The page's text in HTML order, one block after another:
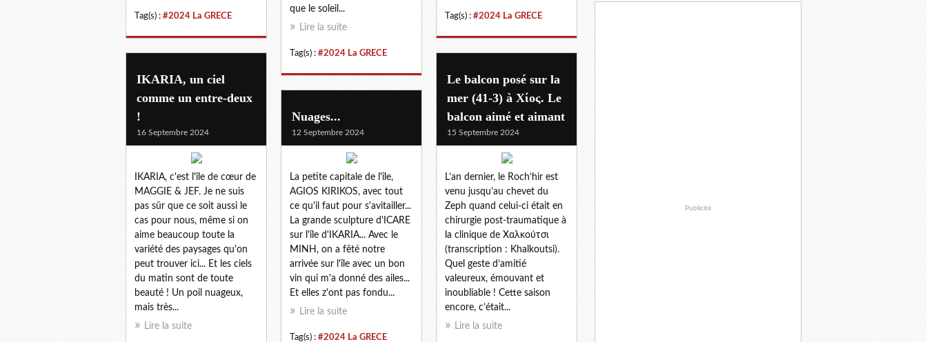
Tag(s) : #2024 La GRECE
que le soleil...
Lire la suite
Tag(s) : #2024 La GRECE
Tag(s) : #2024 La GRECE
IKARIA, un ciel
comme un entre-deux
!
16 Septembre 2024
IKARIA, c'est l'île de cœur de
MAGGIE & JEF. Je ne suis
pas sûr que ce soit aussi le
cas pour nous, même si on
aime beaucoup toute la
variété des paysages qu'on
peut trouver ici... Et les ciels
du matin sont de toute
beauté ! Un poil nuageux,
mais très...
Lire la suite
Le balcon posé sur la
mer (41-3) à Xίος. Le
balcon aimé et aimant
15 Septembre 2024
L’an dernier, le Roch’hir est
venu jusqu’au chevet du
Zeph quand celui-ci était en
chirurgie post-traumatique à
la clinique de Χαλκούτσι
(transcription : Khalkoutsi).
Quel geste d’amitié
valeureux, émouvant et
inoubliable ! Cette saison
encore, c’était...
Lire la suite
Nuages...
12 Septembre 2024
La petite capitale de l'île,
AGIOS KIRIKOS, avec tout
ce qu'il faut pour s'avitailler...
La grande sculpture d'ICARE
sur l'île d'IKARIA... Avec le
MINH, on a fêté notre
arrivée sur l'île avec un bon
vin qui m'a donné des ailes...
Et elles z'ont pas fondu...
Lire la suite
Tag(s) : #2024 La GRECE
Publicité